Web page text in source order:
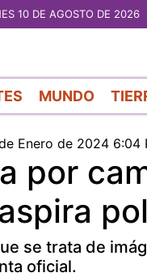
10 DE AGOSTO DE 2026
MUNDO
Enero de 2024 6:04
por
se trata de
oficial.